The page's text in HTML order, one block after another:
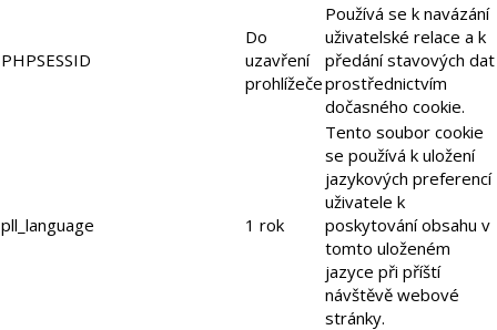
PHPSESSID
Do
uzavření
prohlížeče
Používá se k navázání
uživatelské relace a k
předání stavových dat
prostřednictvím
dočasného cookie.
pll_language 1 rok
Tento soubor cookie
se používá k uložení
jazykových preferencí
uživatele k
poskytování obsahu v
tomto uloženém
jazyce při příští
návštěvě webové
stránky.